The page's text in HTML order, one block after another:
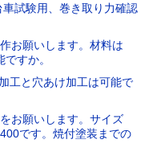
試験用、巻き取り力確認
お願いします。材料は
すか。
工と穴あけ加工は可能で
お願いします。サイズ
です。焼付塗装までの